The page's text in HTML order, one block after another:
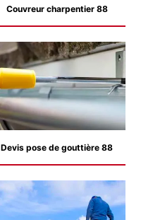
Couvreur charpentier 88
Devis pose de gouttière 88